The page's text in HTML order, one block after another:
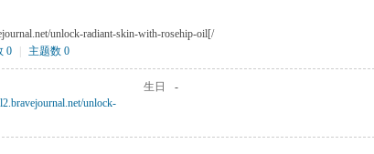
unlock-radiant-skin-with-rosehip-oil[/
0 主题数 0
生日
-
unlock-